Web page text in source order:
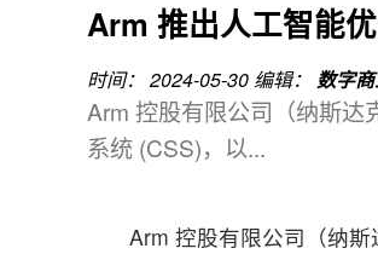
Arm 推出人工智能
时间： 2024-05-30编辑： 数字
Arm 控股有限公司（纳斯达
系统 (CSS)，以...
Arm 控股有限公司（纳斯